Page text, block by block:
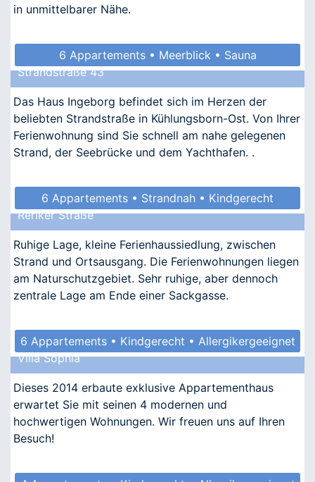
in unmittelbarer Nähe.
6 Appartements • Meerblick • Sauna
Strandstraße 43
Das Haus Ingeborg befindet sich im Herzen der
beliebten Strandstraße in Kühlungsborn-Ost. Von Ihrer
Ferienwohnung sind Sie schnell am nahe gelegenen
Strand, der Seebrücke und dem Yachthafen. .
6 Appartements • Strandnah • Kindgerecht
Reriker Straße
Ruhige Lage, kleine Ferienhaussiedlung, zwischen
Strand und Ortsausgang. Die Ferienwohnungen liegen
am Naturschutzgebiet. Sehr ruhige, aber dennoch
zentrale Lage am Ende einer Sackgasse.
6 Appartements • Kindgerecht • Allergikergeeignet
Villa Sophia
Dieses 2014 erbaute exklusive Appartementhaus
erwartet Sie mit seinen 4 modernen und
hochwertigen Wohnungen. Wir freuen uns auf Ihren
Besuch!